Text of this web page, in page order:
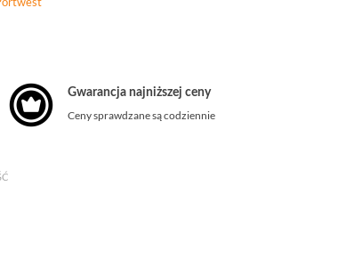
zł
zł
Gwarancja najniższej ceny
Ceny sprawdzane są codziennie